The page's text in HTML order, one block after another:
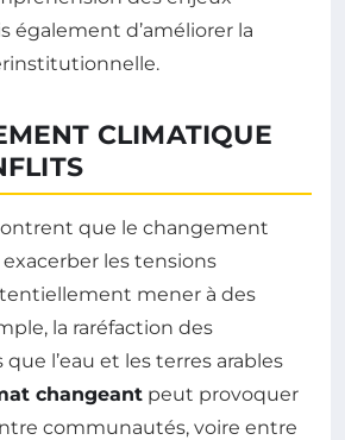
également d’améliorer la
CLIMATIQUE
que le changement
les tensions
mener à des
la raréfaction des
l’eau et les terres arables
changeant peut provoquer
communautés, voire entre